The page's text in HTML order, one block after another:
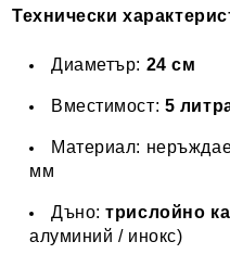
Технически
Диаметър: 24 см
Вместимост: 5
Материал:
мм
Дъно:трислойно
алуминий / инокс)